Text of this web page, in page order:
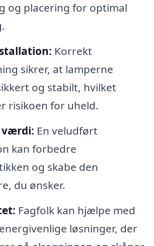
og placering for optimal
Korrekt
sikrer, at lamperne
og stabilt, hvilket
risikoen for uheld.
En veludført
kan forbedre
og skabe den
du ønsker.
Fagfolk kan hjælpe med
løsninger, der